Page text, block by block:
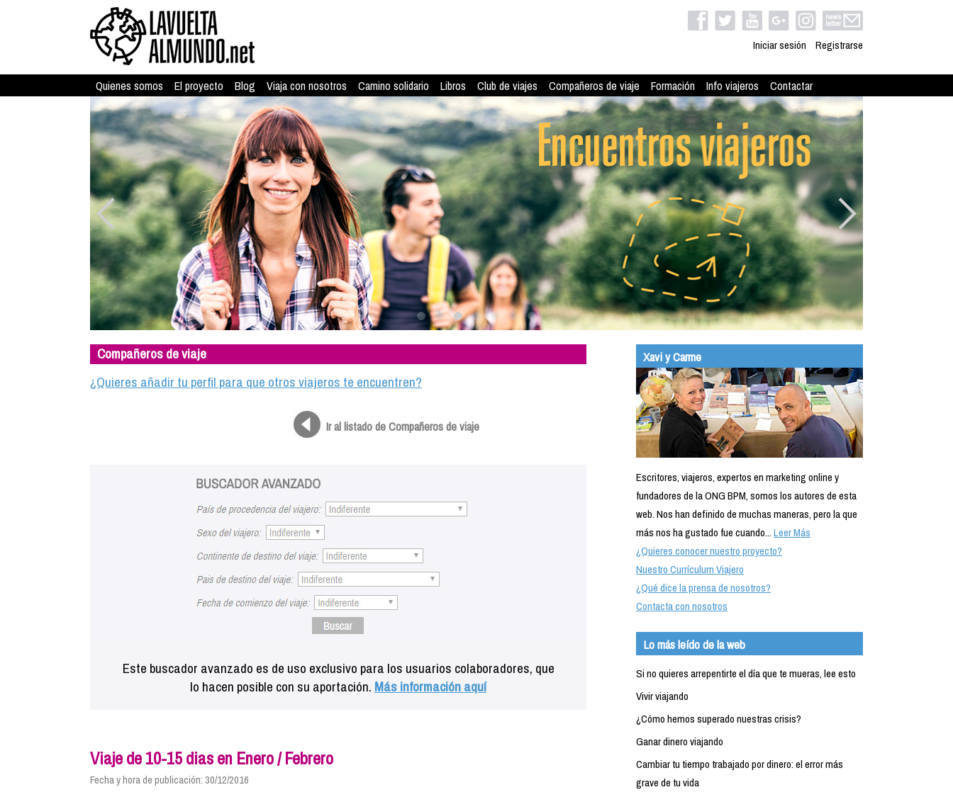
Iniciar sesión Registrarse
Quienes somos El proyecto Blog Viaja con nosotros Camino solidario Libros Club de viajes Compañeros de viaje Formación Info viajeros Contactar
Compañeros de viaje
¿Quieres añadir tu perfil para que otros viajeros te encuentren?
Ir al listado de Compañeros de viaje
Este buscador avanzado es de uso exclusivo para los usuarios colaboradores, que
lo hacen posible con su aportación. Más información aquí
Viaje de 10-15 dias en Enero / Febrero
Fecha y hora de publicación: 30/12/2016
Xavi y Carme
Escritores, viajeros, expertos en marketing online y
fundadores de la ONG BPM, somos los autores de esta
web. Nos han definido de muchas maneras, pero la que
más nos ha gustado fue cuando...Leer Más
¿Quieres conocer nuestro proyecto?
Nuestro Currículum Viajero
¿Qué dice la prensa de nosotros?
Contacta con nosotros
Lo más leído de la web
Si no quieres arrepentirte el día que te mueras, lee esto
Vivir viajando
¿Cómo hemos superado nuestras crisis?
Ganar dinero viajando
Cambiar tu tiempo trabajado por dinero: el error más
grave de tu vida